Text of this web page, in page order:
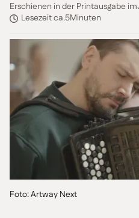
Erschienen in der Printausgabe im
Lesezeit ca.5Minuten
Foto: Artway Next